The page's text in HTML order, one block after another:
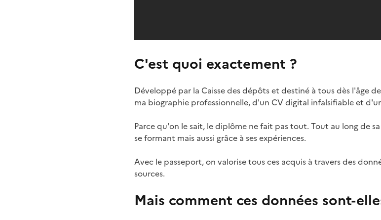
C'est quoi exactement ?
Développé par la Caisse des dépôts et destiné à tous dès l'âge
ma biographie professionnelle, d'un CV digital infalsifiable et
Parce qu'on le sait, le diplôme ne fait pas tout. Tout au long de
se formant mais aussi grâce à ses expériences.
Avec le passeport, on valorise tous ces acquis à travers des
sources.
Mais comment ces données sont-